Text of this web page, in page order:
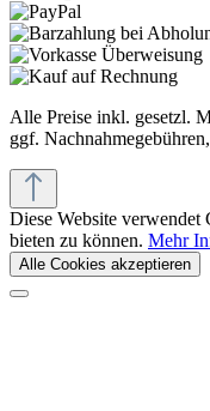
Alle Preise inkl. gesetzl.
ggf.
Diese Website verwendet
bieten zu können. Mehr
Alle Cookies akzeptieren